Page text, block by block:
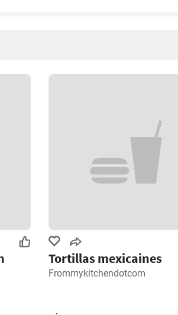
Tortillas mexicaines
Frommykitchendotcom